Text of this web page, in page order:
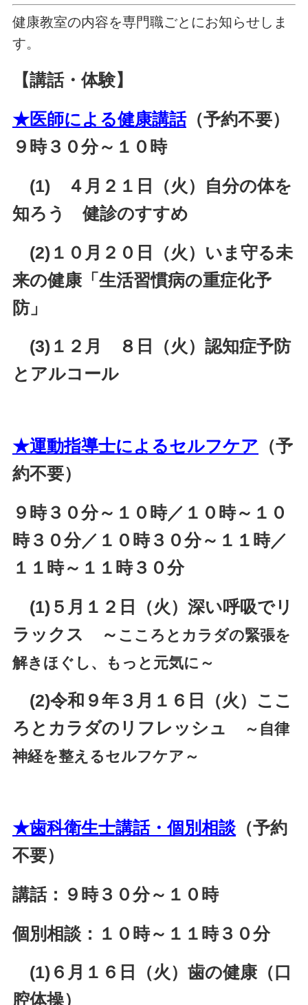
健康教室の内容を専門職ごとにお知らせしま
す。
【講話・体験】
★医師による健康講話（予約不要）
９時３０分～１０時
(1) ４月２１日（火）自分の体を
知ろう 健診のすすめ
(2)１０月２０日（火）いま守る未
来の健康「生活習慣病の重症化予
防」
(3)１２月 ８日
（火）認知症予防
とアルコール
★運動指導士によるセルフケア （予
約不要）
９時３０分～１０時／１０時～１０
時３０分／１０時３０分～１１時／
１１時～１１時３０分
(1)５月１２日（火）深い呼吸でリ
ラックス ～ こころとカラダの緊張を
解きほぐし、もっと元気に～
(2)令和９年３月１６日（火）ここ
ろとカラダのリフレッシュ
～自律
神経を整えるセルフケア～
★歯科衛生士講話・個別相談（予約
不要）
講話：９時３０分～１０時
個別相談：１０時～１１時３０分
(1)６月１６日（火）歯の健康（口
腔体操）